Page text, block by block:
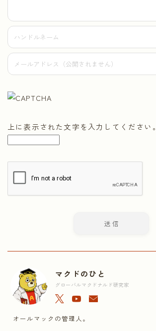
上に表示された文字を入力してください。
マクドのひと
グローバルマクドナルド研究家
オールマックの管理人。